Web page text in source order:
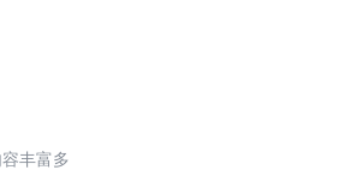
丰富多